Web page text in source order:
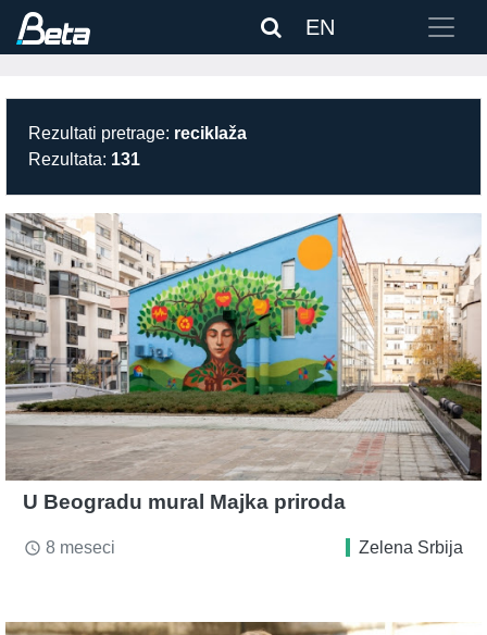
EN
Rezultati pretrage: reciklaža
Rezultata: 131
U Beogradu mural Majka priroda
access_time 8 meseci Zelena Srbija